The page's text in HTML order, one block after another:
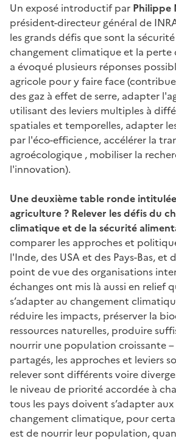
Un exposé introductif par Philippe
président-directeur général de
les grands défis que sont la
changement climatique et la perte
a évoqué plusieurs réponses
agricole pour y faire face (
des gaz à effet de serre, adapter
utilisant des leviers multiples à
spatiales et temporelles, adapter
par l'éco-efficience, accélérer la
agroécologique , mobiliser la
l'innovation).
Une deuxième table ronde
agriculture ? Relever les défis du
climatique et de la sécurité
comparer les approches et
l'Inde, des USA et des Pays-Bas, et
point de vue des organisations
échanges ont mis là aussi en relief
s’adapter au changement
réduire les impacts, préserver la
ressources naturelles, produire
nourrir une population croissante
partagés, les approches et leviers
relever sont différents voire
le niveau de priorité accordée à
tous les pays doivent s’adapter
changement climatique, pour
est de nourrir leur population,